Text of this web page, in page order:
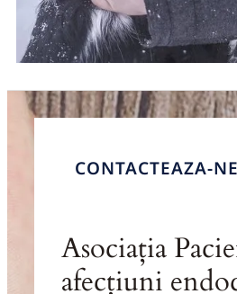
CONTACTEAZA-NE
Asociația
afecțiuni